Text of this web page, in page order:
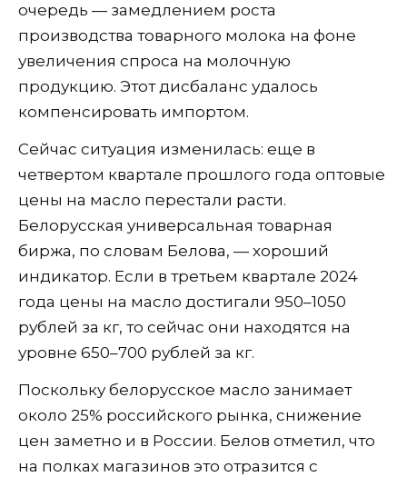
очередь — замедлением роста
производства товарного молока на фоне
увеличения спроса на молочную
продукцию. Этот дисбаланс удалось
компенсировать импортом.
Сейчас ситуация изменилась: еще в
четвертом квартале прошлого года оптовые
цены на масло перестали расти.
Белорусская универсальная товарная
биржа, по словам Белова, — хороший
индикатор. Если в третьем квартале 2024
года цены на масло достигали 950–1050
рублей за кг, то сейчас они находятся на
уровне 650–700 рублей за кг.
Поскольку белорусское масло занимает
около 25% российского рынка, снижение
цен заметно и в России. Белов отметил, что
на полках магазинов это отразится с